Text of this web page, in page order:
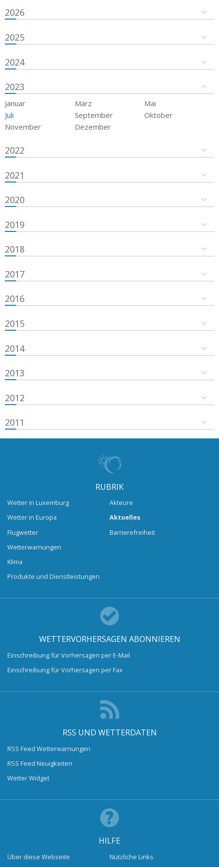
2026
2025
2024
2023
Januar März
Mai
Juli
September
Oktober
November
Dezember
2022
2021
2020
2019
2018
2017
2016
2015
2014
2013
2012
2011
RUBRIK
Wetter in Luxemburg
Wetter in Europa
Flugwetter
Wetterwarnungen
Klima
Produkte und Dienstleistungen
Akteure
Aktuelles
Barrierefreiheit
WETTERVORHERSAGEN ABONNIEREN
Einschreibung für Vorhersagen per E-Mail
Einschreibung für Vorhersagen per Fax
RSS UND WETTERDATEN
RSS Feed Wetterwarnungen
RSS Feed Neuigkeiten
Wetter Widget
HILFE
Über diese Webseite
Nützliche Links